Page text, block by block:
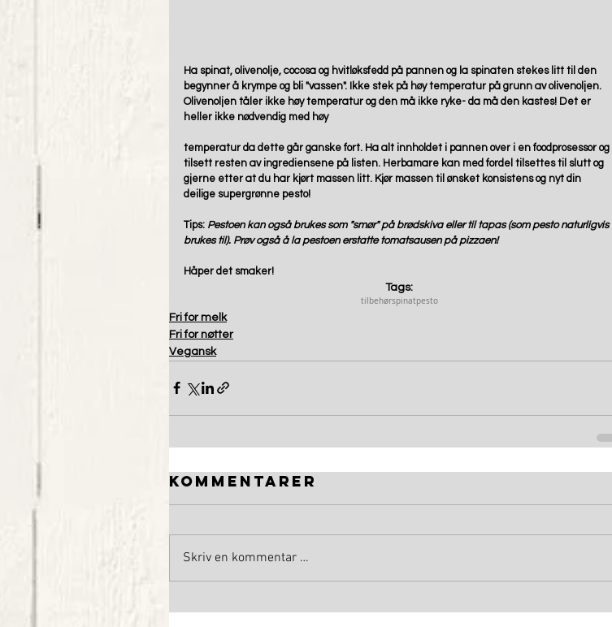
Ha spinat, olivenolje, cocosa og hvitløksfedd på pannen og la spinaten stekes litt til den
begynner å krympe og bli "vassen". Ikke stek på høy temperatur på grunn av olivenoljen.
Olivenoljen tåler ikke høy temperatur og den må ikke ryke- da må den kastes! Det er
heller ikke nødvendig med høy
temperatur da dette går ganske fort. Ha alt innholdet i pannen over i en foodprosessor og
tilsett resten av ingrediensene på listen. Herbamare kan med fordel tilsettes til slutt og
gjerne etter at du har kjørt massen litt. Kjør massen til ønsket konsistens og nyt din
deilige supergrønne pesto!
Tips: Pestoen kan også brukes som "smør" på brødskiva eller til tapas (som pesto naturligvis
brukes til). Prøv også å la pestoen erstatte tomatsausen på pizzaen!
Håper det smaker!
Tags:
tilbehørspinatpesto
Fri for melk
Fri for nøtter
Vegansk
Kommentarer
Skriv en kommentar …